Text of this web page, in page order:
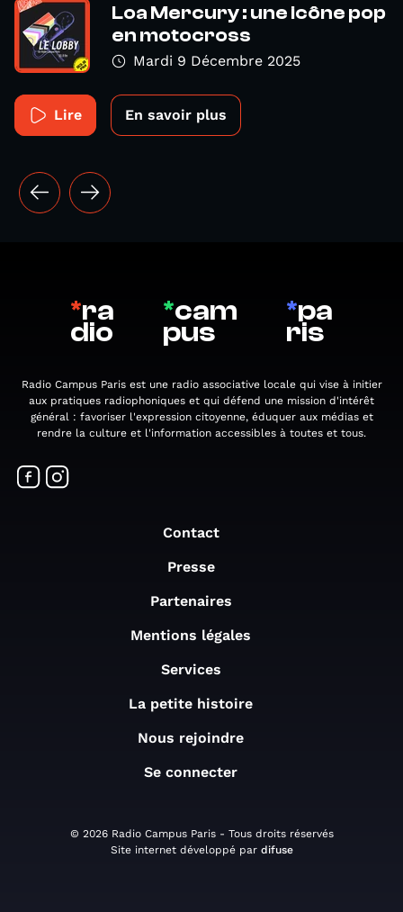
Loa Mercury : une icône pop
en motocross
Mardi 9 Décembre 2025
Lire En savoir plus
*ra
dio
*cam
pus
*pa
ris
Radio Campus Paris est une radio associative locale qui vise à initier
aux pratiques radiophoniques et qui défend une mission d'intérêt
général : favoriser l'expression citoyenne, éduquer aux médias et
rendre la culture et l'information accessibles à toutes et tous.
Contact
Presse
Partenaires
Mentions légales
Services
La petite histoire
Nous rejoindre
Se connecter
© 2026 Radio Campus Paris - Tous droits réservés
Site internet développé par difuse